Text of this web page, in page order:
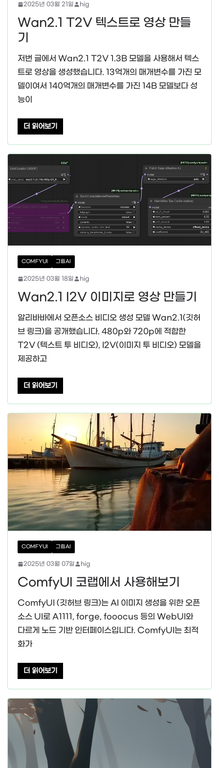
2025년 03월 21일 hig
Wan2.1 T2V 텍스트로 영상 만들
기
저번 글에서 Wan2.1 T2V 1.3B 모델을 사용해서 텍스
트로 영상을 생성했습니다. 13억개의 매개변수를 가진 모
델이여서 140억개의 매개변수를 가진 14B 모델보다 성
능이
더 읽어보기
COMFYUI 그림AI
2025년 03월 18일 hig
Wan2.1 I2V 이미지로 영상 만들기
알리바바에서 오픈소스 비디오 생성 모델 Wan2.1(깃허
브 링크)을 공개했습니다. 480p와 720p에 적합한
T2V (텍스트 투 비디오), I2V(이미지 투 비디오) 모델을
제공하고
더 읽어보기
COMFYUI 그림AI
2025년 03월 07일 hig
ComfyUI 코랩에서 사용해보기
ComfyUI (깃허브 링크)는 AI 이미지 생성을 위한 오픈
소스 UI로 A1111, forge, fooocus 등의 WebUI와
다르게 노드 기반 인터페이스입니다. ComfyUI는 최적
화가
더 읽어보기